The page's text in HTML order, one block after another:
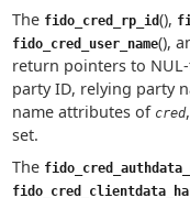
The fido_cred_rp_id(),
fido_cred_user_name(),
return pointers to
party ID, relying party
name attributes of cred
set.
The